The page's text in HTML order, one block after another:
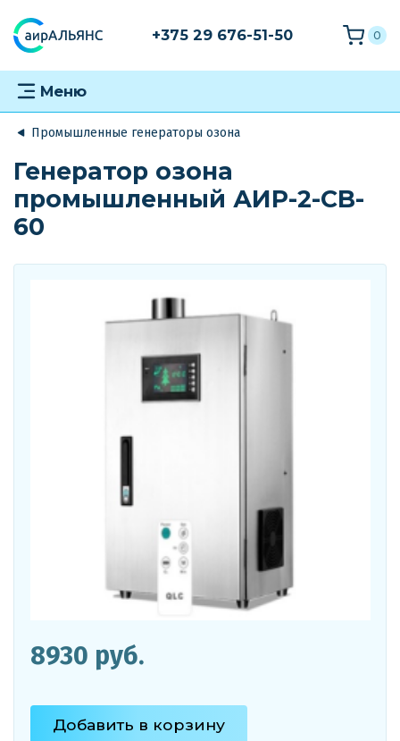
+375 29 676-51-50 0
Меню
Промышленные генераторы озона
Генератор озона
промышленный АИР-2-CB-
60
8930 руб.
Добавить в корзину